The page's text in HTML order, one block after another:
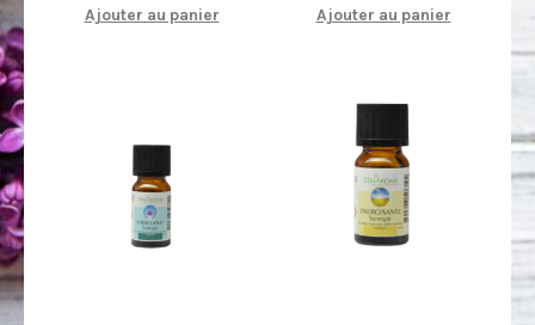
Ajouter au panier Ajouter au panier